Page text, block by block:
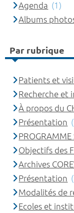
Agenda (1)
Albums
Par rubrique
Patients et
Recherche et
À propos du
Présentation
PROGRAMME
Objectifs des
Archives
Présentation
Modalités de
Ecoles et